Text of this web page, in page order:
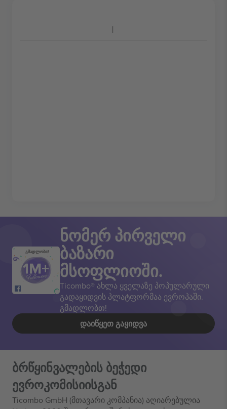
გმადლობთ!
ნომერ პირველი
ბაზარი
მსოფლიოში.
Ticombo® ახლა ყველაზე პოპულარული
გადაყიდვის პლატფორმაა ევროპაში.
გმადლობთ!
ᲓᲐᲘᲬᲧᲔᲗ ᲒᲐᲧᲘᲓᲕᲐ
ბრწყინვალების ბეჭედი
ევროკომისიისგან
Ticombo GmbH (მთავარი კომპანია) აღიარებულია